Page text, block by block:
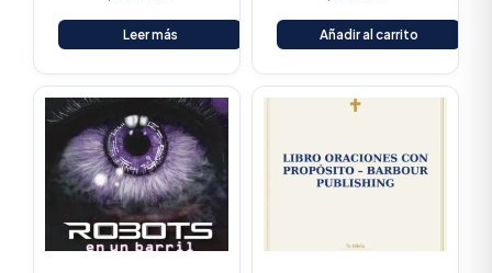
Leer más Añadir al carrito